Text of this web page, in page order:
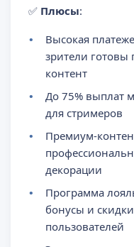
✅ Плюсы:
Высокая
зрители готовы
контент
До 75% выплат
для стримеров
Премиум-
декорации
Программа
бонусы и
пользователей